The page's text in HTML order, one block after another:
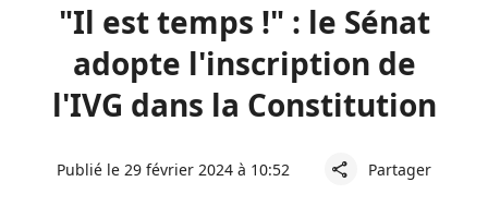
"Il est temps !" : le Sénat
adopte l'inscription de
l'IVG dans la Constitution
Publié le 29 février 2024 à 10:52 share Partager